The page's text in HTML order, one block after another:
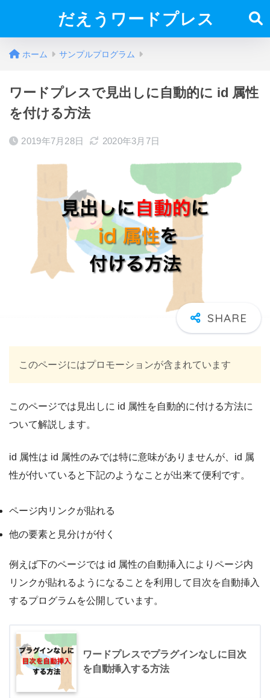
だえうワードプレス
ホーム サンプルプログラム
ワードプレスで見出しに自動的に id 属性
を付ける方法
2019年7月28日 2020年3月7日
このページにはプロモーションが含まれています
このページでは見出しに id 属性を自動的に付ける方法に
ついて解説します。
id 属性は id 属性のみでは特に意味がありませんが、id 属
性が付いていると下記のようなことが出来て便利です。
ページ内リンクが貼れる
他の要素と見分けが付く
例えば下のページでは id 属性の自動挿入によりページ内
リンクが貼れるようになることを利用して目次を自動挿入
するプログラムを公開しています。
ワードプレスでプラグインなしに目次
を自動挿入する方法